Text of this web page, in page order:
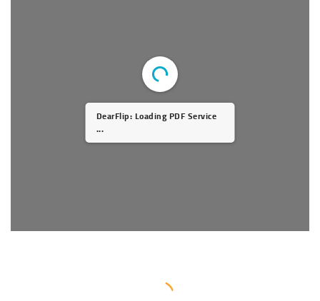
DearFlip: Loading PDF Service
...